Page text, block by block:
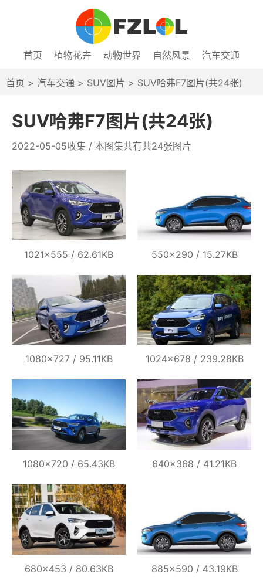
首页 植物花卉 动物世界 自然风景 汽车交通
首页 > 汽车交通 > SUV图片 > SUV哈弗F7图片(共24张)
SUV哈弗F7图片(共24张)
2022-05-05收集 / 本图集共有共24张图片
1021×555 / 62.61KB 550×290 / 15.27KB
1080×727 / 95.11KB 1024×678 / 239.28KB
1080×720 / 65.43KB 640×368 / 41.21KB
680×453 / 80.63KB 885×590 / 43.19KB